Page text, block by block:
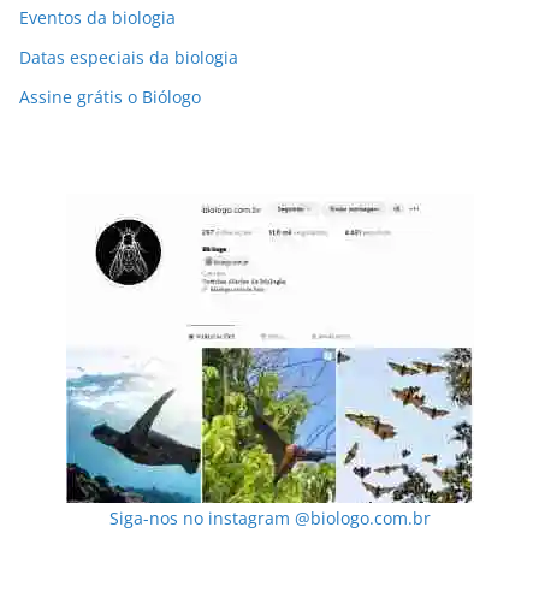
Eventos da biologia
Datas especiais da biologia
Assine grátis o Biólogo
Siga-nos no instagram @biologo.com.br